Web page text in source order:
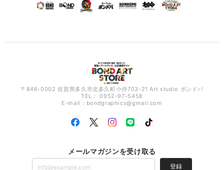
〒846-0002 佐賀県多久市北多久町小侍703-21 Art studio ボンドバ
TEL： 0952-97-5458
E-mail： bondgraphics@gmail.com
メールマガジンを受け取る
登録